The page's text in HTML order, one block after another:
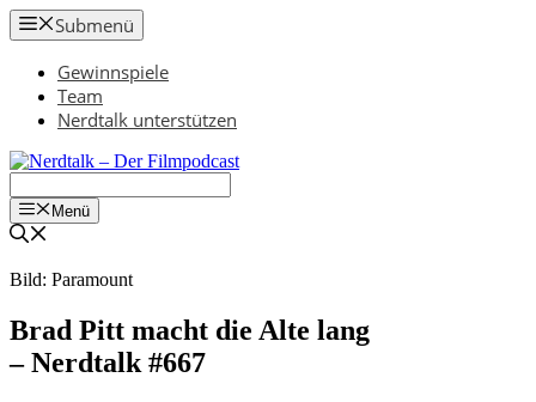
Zum
Inhalt
springen
Submenü
Gewinnspiele
Team
Nerdtalk unterstützen
Menü
Bild: Paramount
Brad Pitt macht die Alte lang
– Nerdtalk #667